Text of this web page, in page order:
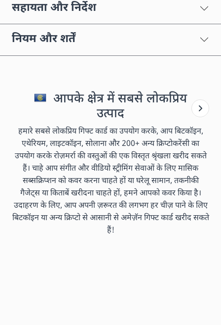
सहायता और निर्देश
नियम और शर्तें
आपके क्षेत्र में सबसे लोकप्रिय
उत्पाद
हमारे सबसे लोकप्रिय गिफ्ट कार्ड का उपयोग करके, आप बिटकॉइन,
एथेरियम, लाइटकॉइन, सोलाना और 200+ अन्य क्रिप्टोकरेंसी का
उपयोग करके रोज़मर्रा की वस्तुओं की एक विस्तृत श्रृंखला खरीद सकते
हैं। चाहे आप संगीत और वीडियो स्ट्रीमिंग सेवाओं के लिए मासिक
सब्सक्रिप्शन को कवर करना चाहते हों या घरेलू सामान, तकनीकी
गैजेट्स या किताबें खरीदना चाहते हों, हमने आपको कवर किया है।
उदाहरण के लिए, आप अपनी ज़रूरत की लगभग हर चीज़ पाने के लिए
बिटकॉइन या अन्य क्रिप्टो से आसानी से अमेज़ॅन गिफ्ट कार्ड खरीद सकते
हैं!